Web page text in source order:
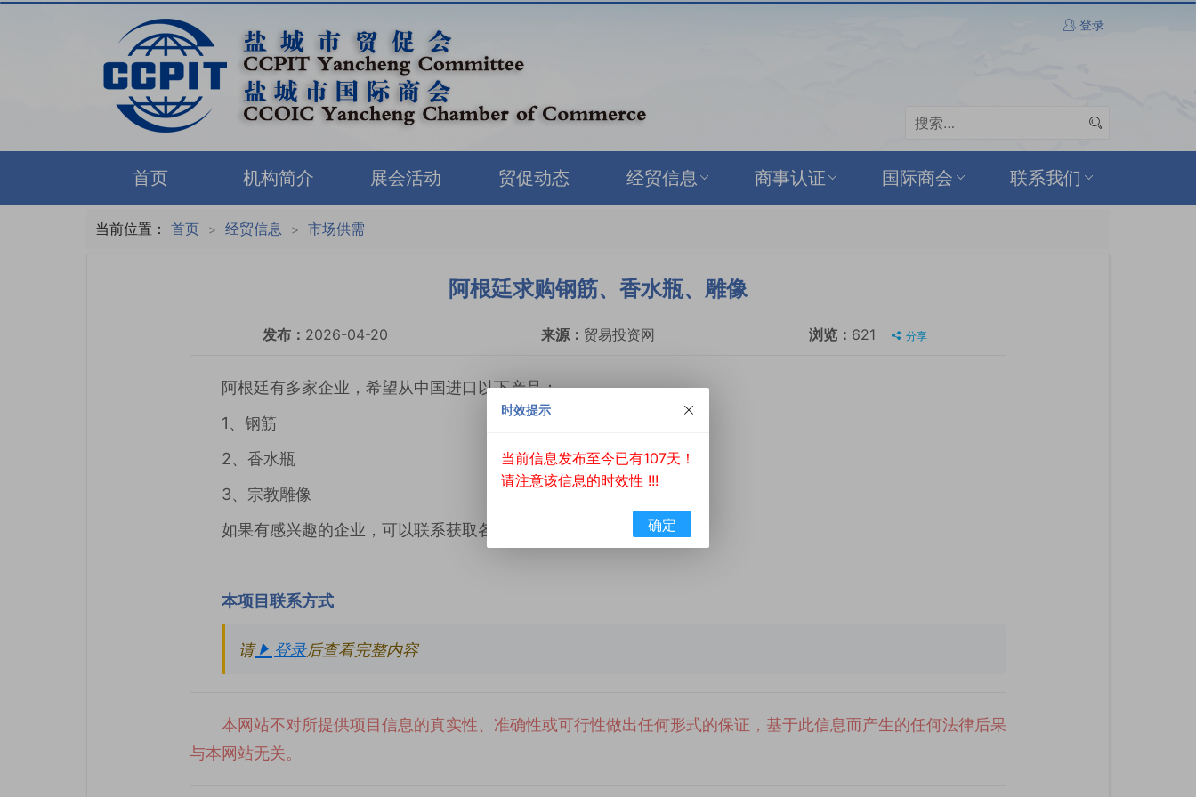
登录
首页 机构简介 展会活动 贸促动态 经贸信息 商事认证 国际商会 联系我们
当前位置： 首页 > 经贸信息 > 市场供需
阿根廷求购钢筋、香水瓶、雕像
发布： 2026-04-20 来源： 贸易投资网 浏览： 621 分享
阿根廷有多家企业，希望从中国进口以下产品：
1、钢筋
2、香水瓶
3、宗教雕像
如果有感兴趣的企业，可以联系获取各产品的详细规格。
本项目联系方式
请 登录后查看完整内容
本网站不对所提供项目信息的真实性、准确性或可行性做出任何形式的保证，基于此信息而产生的任何法律后果
与本网站无关。
时效提示
当前信息发布至今已有107天！
请注意该信息的时效性 !!!
确定